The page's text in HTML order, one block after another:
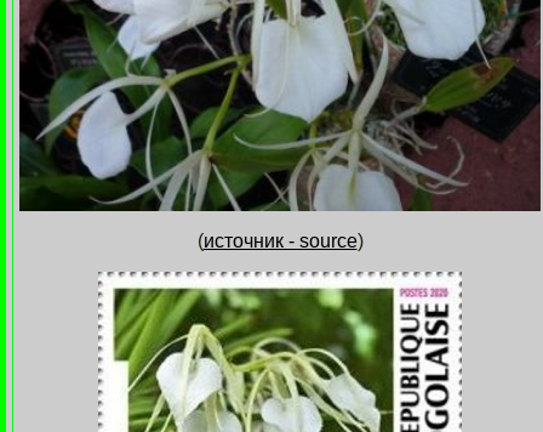
(источник - source)